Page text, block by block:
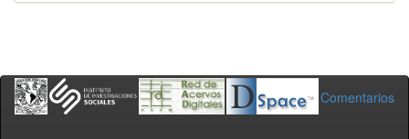
Comentarios